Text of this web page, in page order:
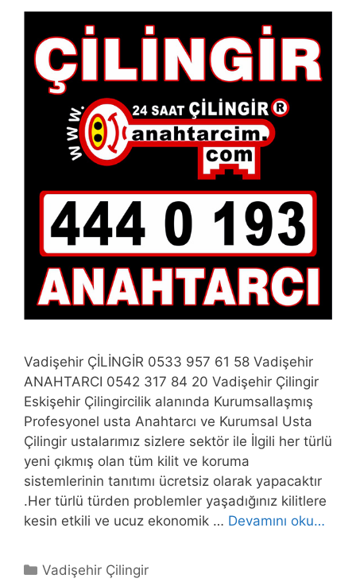
Vadişehir ÇİLİNGİR 0533 957 61 58 Vadişehir
ANAHTARCI 0542 317 84 20 Vadişehir Çilingir
Eskişehir Çilingircilik alanında Kurumsallaşmış
Profesyonel usta Anahtarcı ve Kurumsal Usta
Çilingir ustalarımız sizlere sektör ile İlgili her türlü
yeni çıkmış olan tüm kilit ve koruma
sistemlerinin tanıtımı ücretsiz olarak yapacaktır
.Her türlü türden problemler yaşadığınız kilitlere
kesin etkili ve ucuz ekonomik … Devamını oku…
Kategoriler
Vadişehir Çilingir